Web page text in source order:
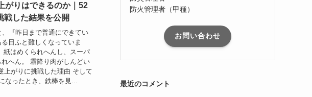
がりはできるのか｜52
戦した結果を公開
、『昨日まで普通にできてい
日ふと難しくなっていま
紙はめくられへんし、スーパ
へん。 霜降り肉がしんどい
上がりに挑戦した理由 そして
なったとき、鉄棒を見...
防火管理者（甲種）
お問い合わせ
最近のコメント